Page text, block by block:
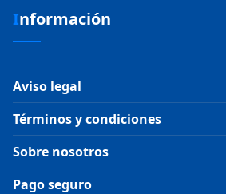
Información
Aviso legal
Términos y condiciones
Sobre nosotros
Pago seguro